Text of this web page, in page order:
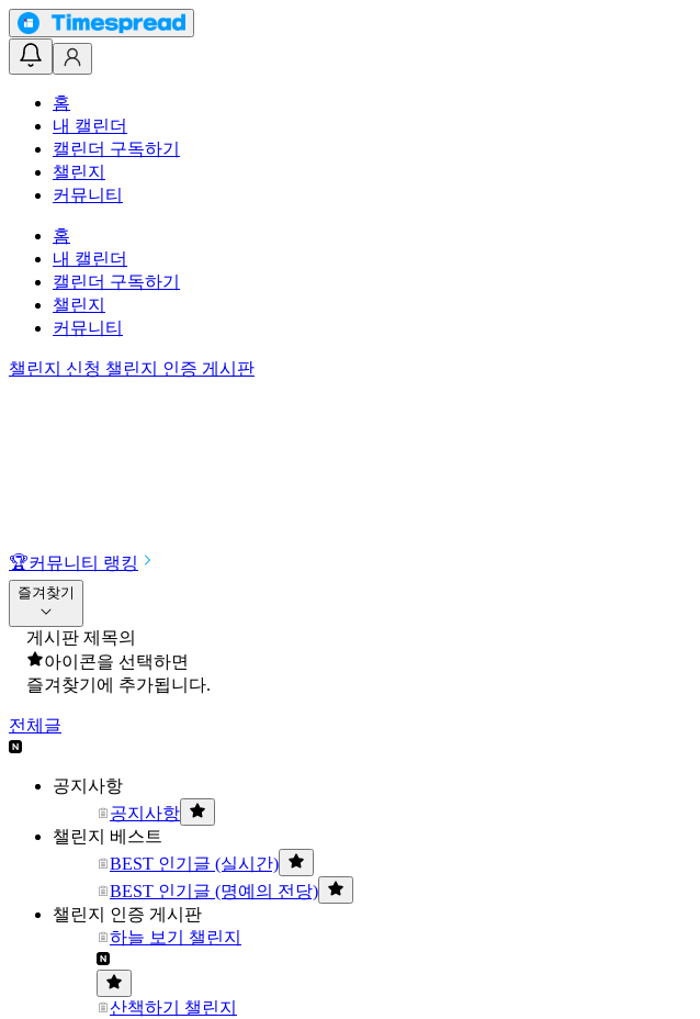
홈
내 캘린더
캘린더 구독하기
챌린지
커뮤니티
홈
내 캘린더
캘린더 구독하기
챌린지
커뮤니티
챌린지 신청 챌린지 인증 게시판
🏆커뮤니티 랭킹
즐겨찾기
게시판 제목의
아이콘을 선택하면
즐겨찾기에 추가됩니다.
전체글
공지사항
공지사항
챌린지 베스트
BEST 인기글 (실시간)
BEST 인기글 (명예의 전당)
챌린지 인증 게시판
하늘 보기 챌린지
산책하기 챌린지